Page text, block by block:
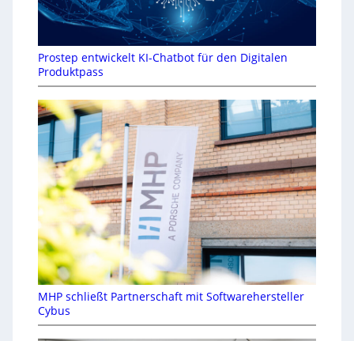
Prostep entwickelt KI-Chatbot für den Digitalen
Produktpass
MHP schließt Partnerschaft mit Softwarehersteller
Cybus